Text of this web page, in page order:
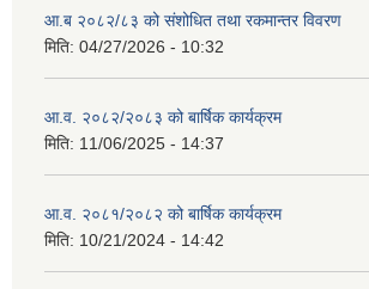
आ.ब २०८२/८३ को संशोधित तथा रकमान्तर विवरण
मिति: 04/27/2026 - 10:32
आ.व. २०८२/२०८३ को बार्षिक कार्यक्रम
मिति: 11/06/2025 - 14:37
आ.व. २०८१/२०८२ को बार्षिक कार्यक्रम
मिति: 10/21/2024 - 14:42